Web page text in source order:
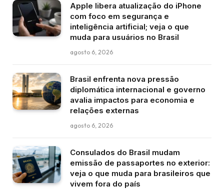
Apple libera atualização do iPhone
com foco em segurança e
inteligência artificial; veja o que
muda para usuários no Brasil
agosto 6, 2026
Brasil enfrenta nova pressão
diplomática internacional e governo
avalia impactos para economia e
relações externas
agosto 6, 2026
Consulados do Brasil mudam
emissão de passaportes no exterior:
veja o que muda para brasileiros que
vivem fora do país